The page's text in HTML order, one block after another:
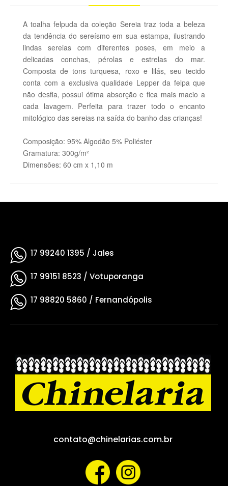
A toalha felpuda da coleção Sereia traz toda a beleza
da tendência do sereísmo em sua estampa, ilustrando
lindas sereias com diferentes poses, em meio a
delicadas conchas, pérolas e estrelas do mar.
Composta de tons turquesa, roxo e lilás, seu tecido
conta com a exclusiva qualidade Lepper da felpa que
não desfia, possui ótima absorção e fica mais macio a
cada lavagem. Perfeita para trazer todo o encanto
mitológico das sereias na saída do banho das crianças!
Composição: 95% Algodão 5% Poliéster
Gramatura: 300g/m²
Dimensões: 60 cm x 1,10 m
17 99240 1395 / Jales
17 99151 8523 / Votuporanga
17 98820 5860 / Fernandópolis
contato@chinelarias.com.br